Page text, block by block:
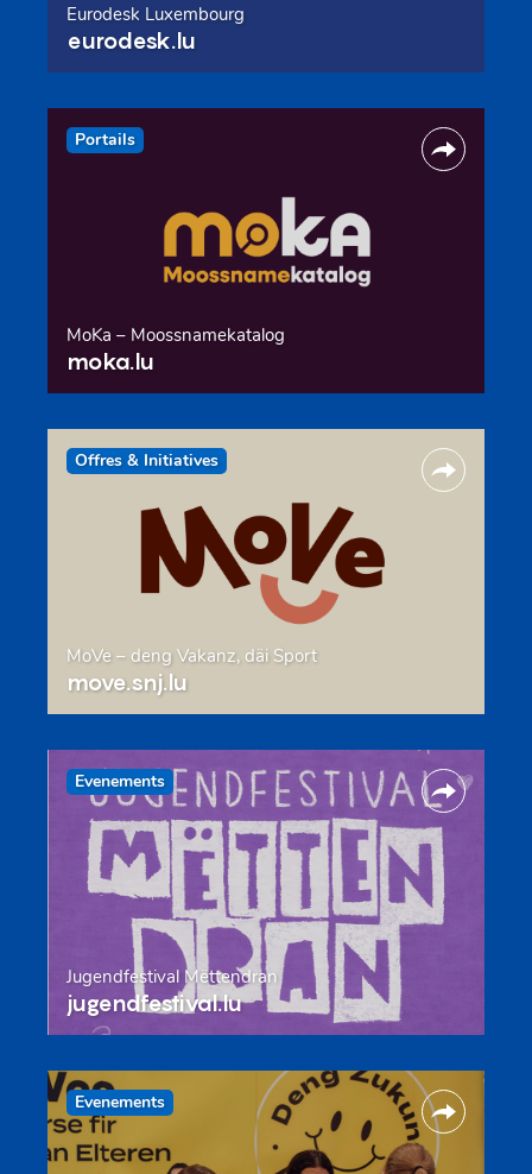
Eurodesk Luxembourg
eurodesk.lu
Portails
MoKa – Moossnamekatalog
moka.lu
Offres & Initiatives
MoVe – deng Vakanz, däi Sport
move.snj.lu
Evenements
Jugendfestival Mëttendran
jugendfestival.lu
Evenements